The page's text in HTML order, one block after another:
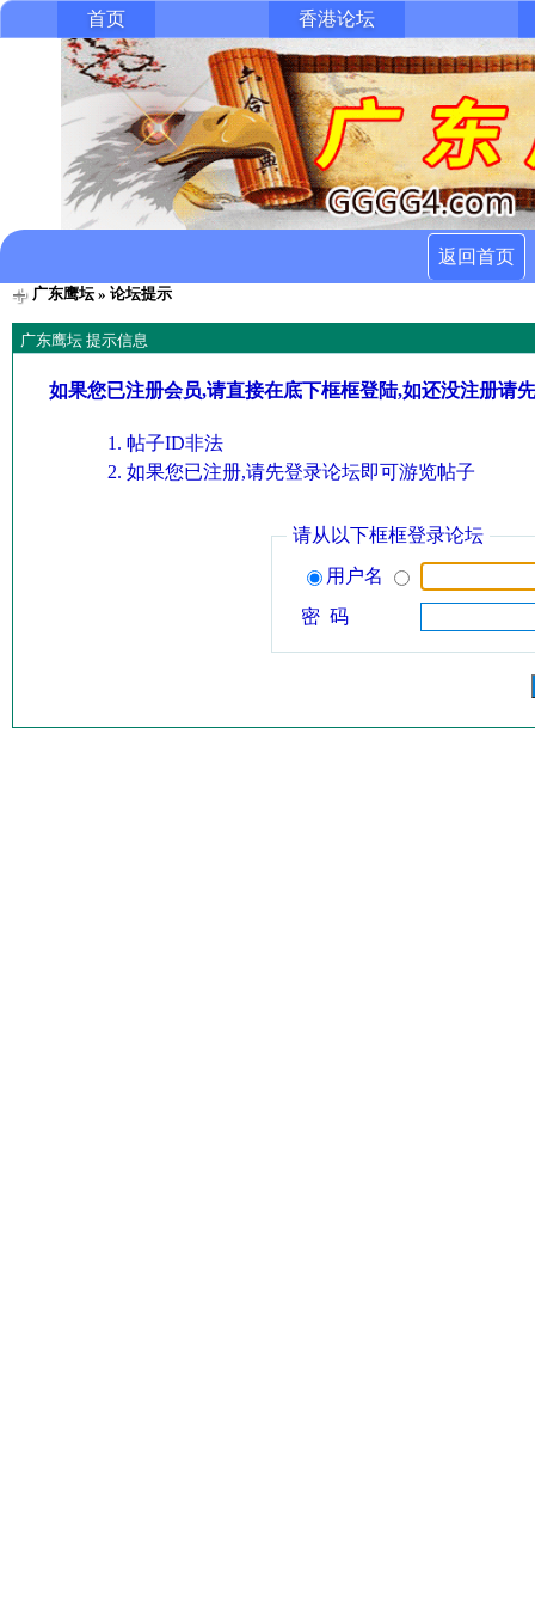
首页 香港论坛
返回首页
广东鹰坛» 论坛提示
广东鹰坛 提示信息
如果您已注册会员,请直接在底下框框登陆,如还没注册请
帖子ID非法
如果您已注册,请先登录论坛即可游览帖子
请从以下框框登录论坛
用户名
密 码